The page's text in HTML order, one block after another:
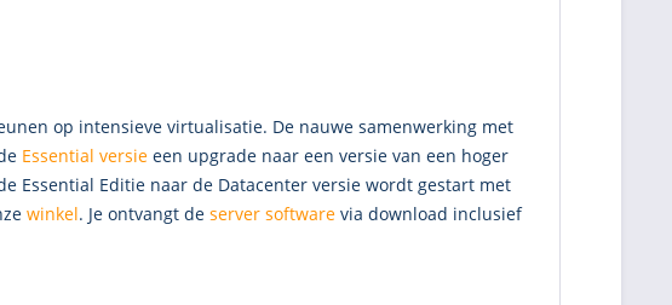
op intensieve virtualisatie. De nauwe samenwerking met
Essential versie een upgrade naar een versie van een hoger
Essential Editie naar de Datacenter versie wordt gestart met
winkel. Je ontvangt de server software via download inclusief